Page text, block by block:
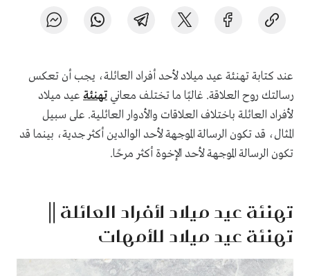
عند كتابة تهنئة عيد ميلاد لأحد أفراد العائلة، يجب أن تعكس
رسالتك روح العلاقة. غالبًا ما تختلف معاني تهنئة عيد ميلاد
لأفراد العائلة باختلاف العلاقات والأدوار العائلية. على سبيل
المثال، قد تكون الرسالة الموجهة لأحد الوالدين أكثر جدية، بينما قد
تكون الرسالة الموجهة لأحد الإخوة أكثر مرحًا.
تهنئة عيد ميلاد لأفراد العائلة ||
تهنئة عيد ميلاد للأمهات